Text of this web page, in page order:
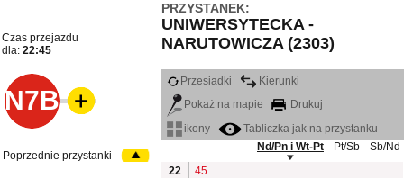
PRZYSTANEK:
UNIWERSYTECKA -
NARUTOWICZA (2303)
Czas przejazdu
dla: 22:45
N7B
Przesiadki
Kierunki
Pokaż na mapie
Drukuj
ikony
Tabliczka jak na przystanku
Nd/Pn i Wt-Pt
Pt/Sb
Sb/Nd
22
45
Poprzednie przystanki